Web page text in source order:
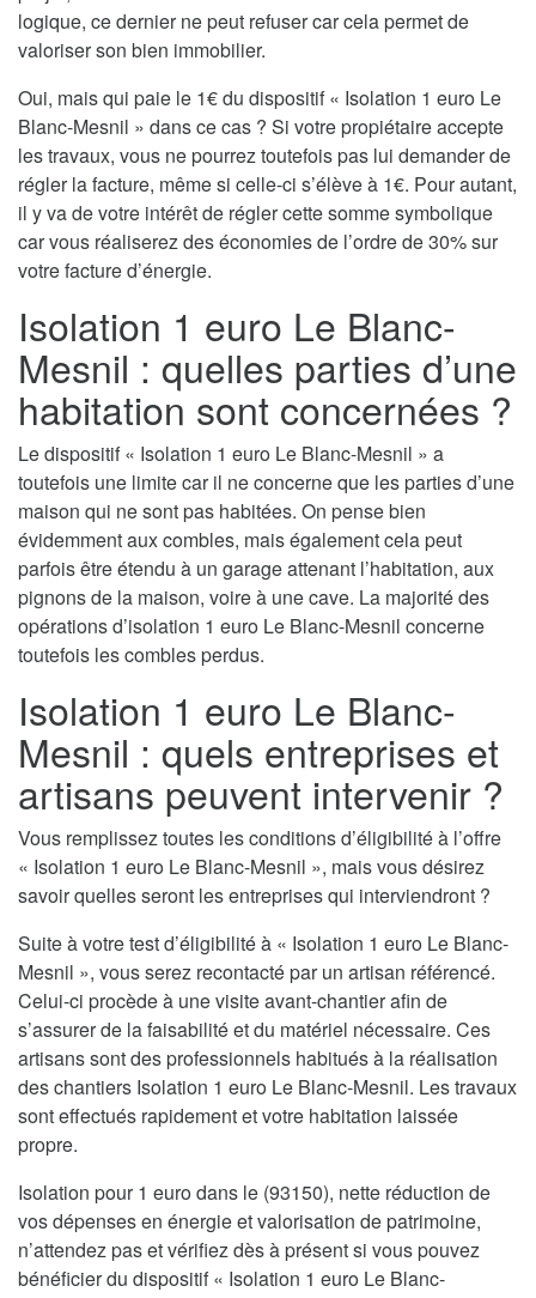
logique, ce dernier ne peut refuser car cela permet de
valoriser son bien immobilier.
Oui, mais qui paie le 1€ du dispositif « Isolation 1 euro Le
Blanc-Mesnil » dans ce cas ? Si votre propiétaire accepte
les travaux, vous ne pourrez toutefois pas lui demander de
régler la facture, même si celle-ci s’élève à 1€. Pour autant,
il y va de votre intérêt de régler cette somme symbolique
car vous réaliserez des économies de l’ordre de 30% sur
votre facture d’énergie.
Isolation 1 euro Le Blanc-
Mesnil : quelles parties d’une
habitation sont concernées ?
Le dispositif « Isolation 1 euro Le Blanc-Mesnil » a
toutefois une limite car il ne concerne que les parties d’une
maison qui ne sont pas habitées. On pense bien
évidemment aux combles, mais également cela peut
parfois être étendu à un garage attenant l’habitation, aux
pignons de la maison, voire à une cave. La majorité des
opérations d’isolation 1 euro Le Blanc-Mesnil concerne
toutefois les combles perdus.
Isolation 1 euro Le Blanc-
Mesnil : quels entreprises et
artisans peuvent intervenir ?
Vous remplissez toutes les conditions d’éligibilité à l’offre
« Isolation 1 euro Le Blanc-Mesnil », mais vous désirez
savoir quelles seront les entreprises qui interviendront ?
Suite à votre test d’éligibilité à « Isolation 1 euro Le Blanc-
Mesnil », vous serez recontacté par un artisan référencé.
Celui-ci procède à une visite avant-chantier afin de
s’assurer de la faisabilité et du matériel nécessaire. Ces
artisans sont des professionnels habitués à la réalisation
des chantiers Isolation 1 euro Le Blanc-Mesnil. Les travaux
sont effectués rapidement et votre habitation laissée
propre.
Isolation pour 1 euro dans le (93150), nette réduction de
vos dépenses en énergie et valorisation de patrimoine,
n’attendez pas et vérifiez dès à présent si vous pouvez
bénéficier du dispositif « Isolation 1 euro Le Blanc-